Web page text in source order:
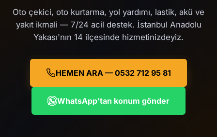
Oto çekici, oto kurtarma, yol yardımı, lastik, akü ve
yakıt ikmali — 7/24 acil destek. İstanbul Anadolu
Yakası'nın 14 ilçesinde hizmetinizdeyiz.
HEMEN ARA — 0532 712 95 81
WhatsApp'tan konum gönder